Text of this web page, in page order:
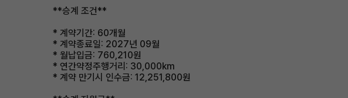
**승계 조건**
* 계약기간: 60개월
* 계약종료일: 2027년 09월
* 월납입금: 760,210원
* 연간약정주행거리: 30,000km
* 계약 만기시 인수금: 12,251,800원